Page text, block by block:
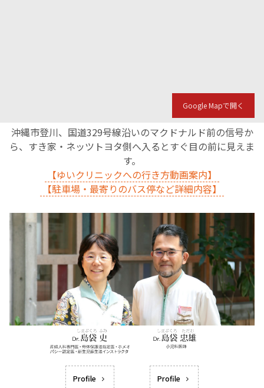
Google Mapで開く
沖縄市登川、国道329号線沿いのマクドナルド前の信号か
ら、すき家・ネッツトヨタ側へ入るとすぐ目の前に見えま
す。
【ゆいクリニックへの行き方動画案内】
【駐車場・最寄りのバス停など詳細内容】
Profile Profile